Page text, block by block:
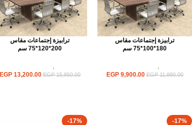
ترابيزة إجتماعات مقاس
180*100*75 سم
ترابيزات,
EGP11,880.00
EGP9,900.00
ترابيزة إجتماعات مقاس
200*120*75 سم
ترابيزات,
EGP15,850.00
EGP13,200.00
-17%
-17%